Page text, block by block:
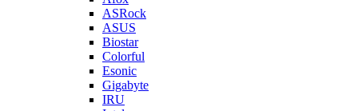
ASRock
ASUS
Biostar
Colorful
Esonic
Gigabyte
IRU